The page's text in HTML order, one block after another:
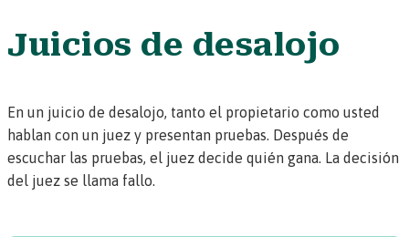
Juicios de desalojo
En un juicio de desalojo, tanto el propietario como usted
hablan con un juez y presentan pruebas. Después de
escuchar las pruebas, el juez decide quién gana. La decisión
del juez se llama fallo.